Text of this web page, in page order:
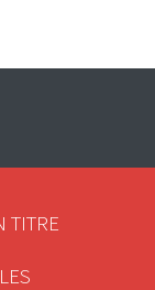
TITRE